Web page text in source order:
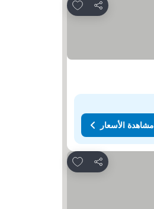
مشاركة
Add to favorites
مشاهدة الأسعار
مشاركة
Add to favorites